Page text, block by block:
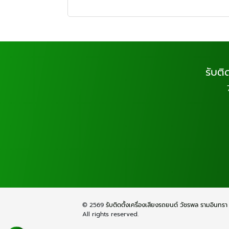
รับติ
© 2569รับติดตั้งเครื่องเสียงรถยนต์ วัชรพล รามอินท
All rights reserved.